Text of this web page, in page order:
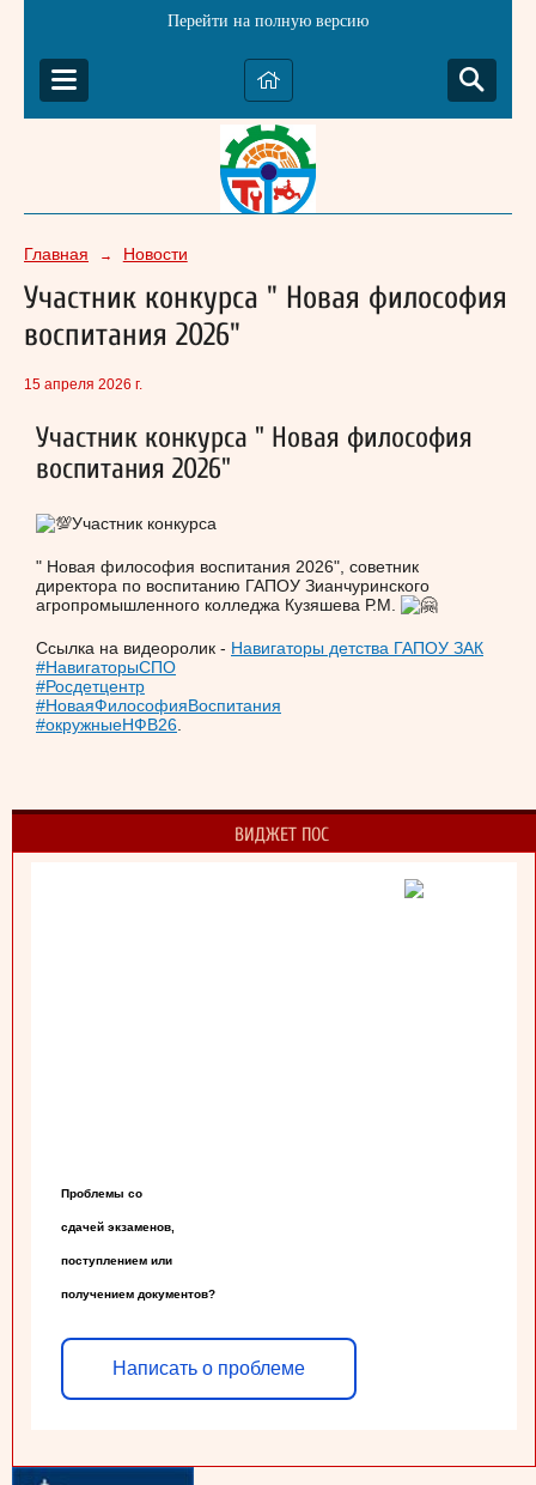
Перейти на полную версию
Главная → Новости
Участник конкурса " Новая философия
воспитания 2026"
15 апреля 2026 г.
Участник конкурса " Новая философия
воспитания 2026"
Участник конкурса
" Новая философия воспитания 2026", советник
директора по воспитанию ГАПОУ Зианчуринского
агропромышленного колледжа Кузяшева Р.М.
Ссылка на видеоролик - Навигаторы детства ГАПОУ ЗАК
#НавигаторыСПО
#Росдетцентр
#НоваяФилософияВоспитания
#окружныеНФВ26.
ВИДЖЕТ ПОС
Проблемы со
сдачей экзаменов,
поступлением или
получением документов?
Написать о проблеме